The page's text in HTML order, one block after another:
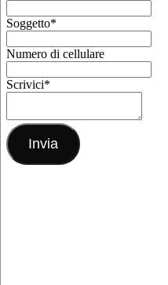
Soggetto*
Numero di cellulare
Scrivici*
Invia